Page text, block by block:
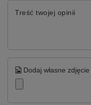
Treść twojej opinii
Dodaj własne